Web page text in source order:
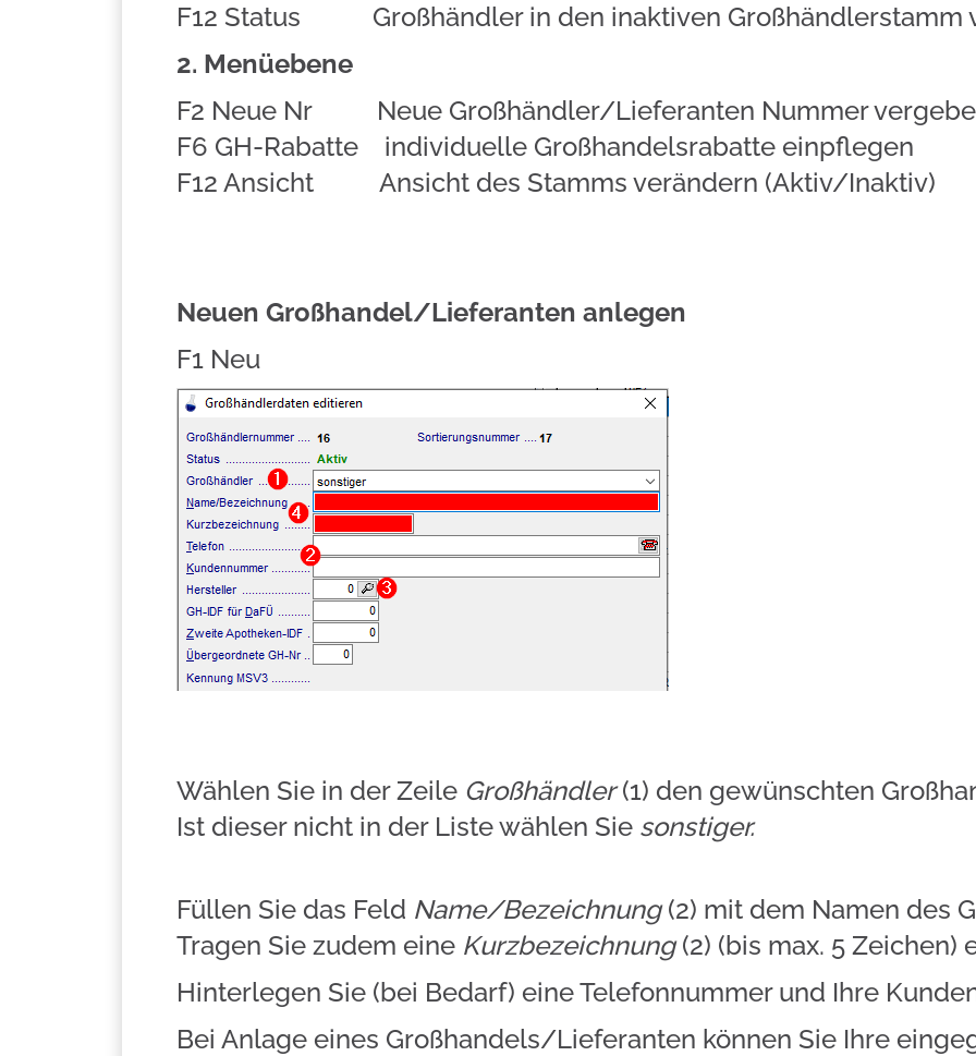
F12 Status Großhändler in den inaktiven Großhändlerstamm
2. Menüebene
F2 Neue Nr Neue Großhändler/Lieferanten Nummer
F6 GH-Rabatte individuelle Großhandelsrabatte einpflegen
F12 Ansicht Ansicht des Stamms verändern (Aktiv/Inaktiv)
Neuen Großhandel/Lieferanten anlegen
F1 Neu
Wählen Sie in der Zeile Großhändler(1) den gewünschten
Ist dieser nicht in der Liste wählen Sie sonstiger.
Füllen Sie das Feld Name/Bezeichnung(2) mit dem Namen des
Tragen Sie zudem eine Kurzbezeichnung(2) (bis max. 5 Zeichen)
Hinterlegen Sie (bei Bedarf) eine Telefonnummer und Ihre
Bei Anlage eines Großhandels/Lieferanten können Sie Ihre